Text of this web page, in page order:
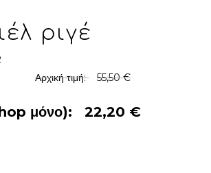
ριγέ
Αρχική τιμή: 55,50 €
μόνο): 22,20 €